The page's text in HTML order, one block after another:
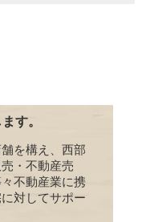
す。
を構え、西部
・不動産売
不動産業に携
対してサポー